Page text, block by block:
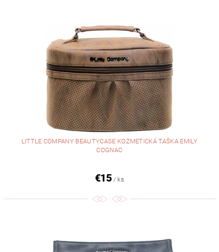
LITTLE COMPANY BEAUTYCASE KOZMETICKÁ TAŠKA EMILY
COGNAC
€15 / ks